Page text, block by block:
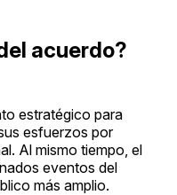
acuerdo?
estratégico para
esfuerzos por
Al mismo tiempo, el
eventos del
más amplio.